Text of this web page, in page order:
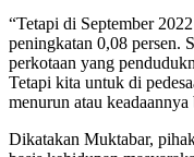
“Tetapi di September
peningkatan 0,08 persen.
perkotaan yang
Tetapi kita untuk di
menurun atau
Dikatakan Muktabar,